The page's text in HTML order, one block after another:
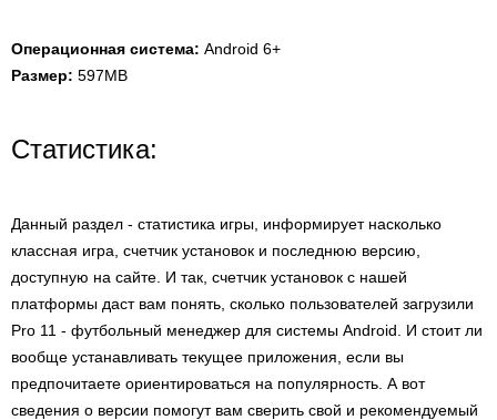
Операционная система: Android 6+
Размер: 597MB
Статистика:
Данный раздел - статистика игры, информирует насколько
классная игра, счетчик установок и последнюю версию,
доступную на сайте. И так, счетчик установок с нашей
платформы даст вам понять, сколько пользователей загрузили
Pro 11 - футбольный менеджер для системы Android. И стоит ли
вообще устанавливать текущее приложения, если вы
предпочитаете ориентироваться на популярность. А вот
сведения о версии помогут вам сверить свой и рекомендуемый